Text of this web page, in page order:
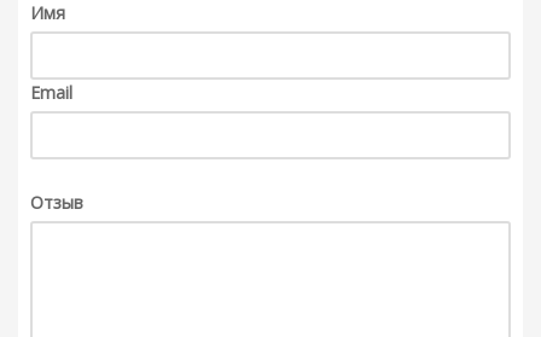
Имя
Email
Отзыв